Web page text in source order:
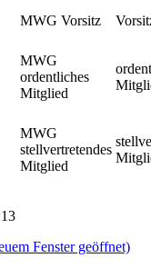
MWG Vorsitz
MWG
ordentliches
Mitglied
MWG
stellvertretendes
Mitglied
Fenster geöffnet)